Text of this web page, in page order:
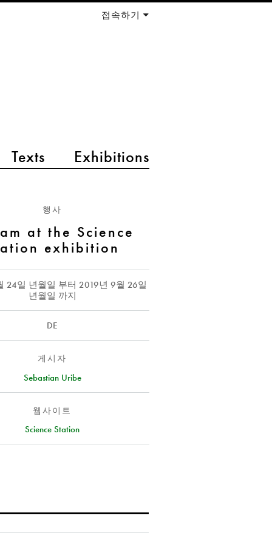
Texts Exhibitions
접속하기
행사
at the Science
exhibition
24일 년월일 부터 2019년 9월 26일
년월일 까지
DE
게시자
Sebastian Uribe
웹사이트
Science Station